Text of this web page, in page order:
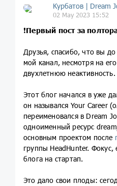
Курбатов | Dream
02 May 2023 15:52
❗️Первый пост за
Друзья, спасибо, что вы
мой канал, несмотря на
двухлетнюю неактивность.
Этот блог начался в уже
он назывался Your Career
переименовался в Dream
одноименный ресурс
основным проектом после
группы HeadHunter. Фокус,
блога на стартап.
Это дало свои плоды: